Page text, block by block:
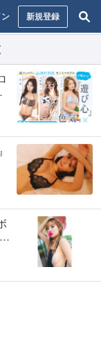
新規登録